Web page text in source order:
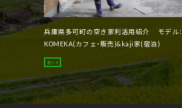
兵庫県多可町の空き家利活用紹介 モデル
KOMEKA(カフェ・販売)&kaji家(宿泊)
暮らす